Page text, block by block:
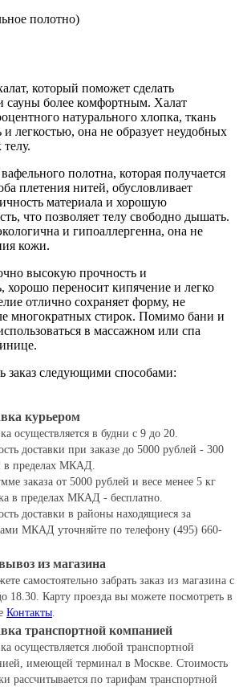
полотно)
который поможет сделать
сауны более комфортным. Халат
натурального хлопка, ткань
и легкостью, она не образует неудобных
полотна, которая получается
плетения нитей, обусловливает
материала и хорошую
что позволяет телу свободно дышать.
и гипоаллергенна, она не
кожи.
высокую прочность и
хорошо переносит кипячение и легко
отлично сохраняет форму, не
многократных стирок. Помимо бани и
в массажном или спа
заказ следующими способами:
курьером
осуществляется в будни с 9 до 20.
доставки при заказе до 5000 рублей - 300
в пределах МКАД.
заказа от 5000 рублей и весе менее 5 кг
в пределах МКАД - бесплатно.
доставки в районы находящиеся за
МКАД уточняйте по телефону (495) 660-
из магазина
самостоятельно забрать заказ из магазина с
18.30. Карту проезда вы можете посмотреть в
Контакты
транспортной компанией
осуществляется любой транспортной
имеющей терминал в Москве. Стоимость
рассчитывается по тарифам транспортной